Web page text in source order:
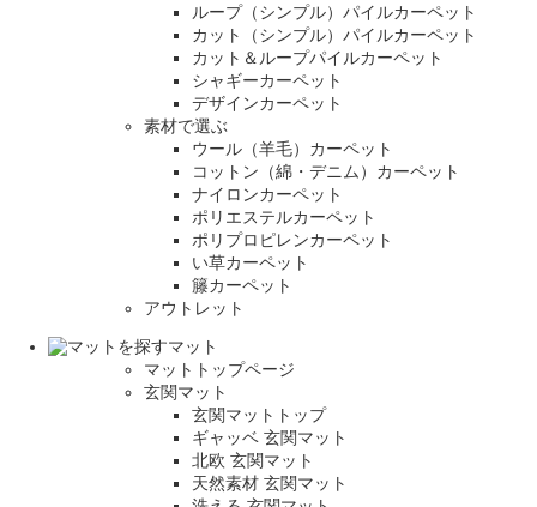
ループ（シンプル）パイルカーペット
カット（シンプル）パイルカーペット
カット＆ループパイルカーペット
シャギーカーペット
デザインカーペット
素材で選ぶ
ウール（羊毛）カーペット
コットン（綿・デニム）カーペット
ナイロンカーペット
ポリエステルカーペット
ポリプロピレンカーペット
い草カーペット
籐カーペット
アウトレット
マット
マットトップページ
玄関マット
玄関マットトップ
ギャッベ 玄関マット
北欧 玄関マット
天然素材 玄関マット